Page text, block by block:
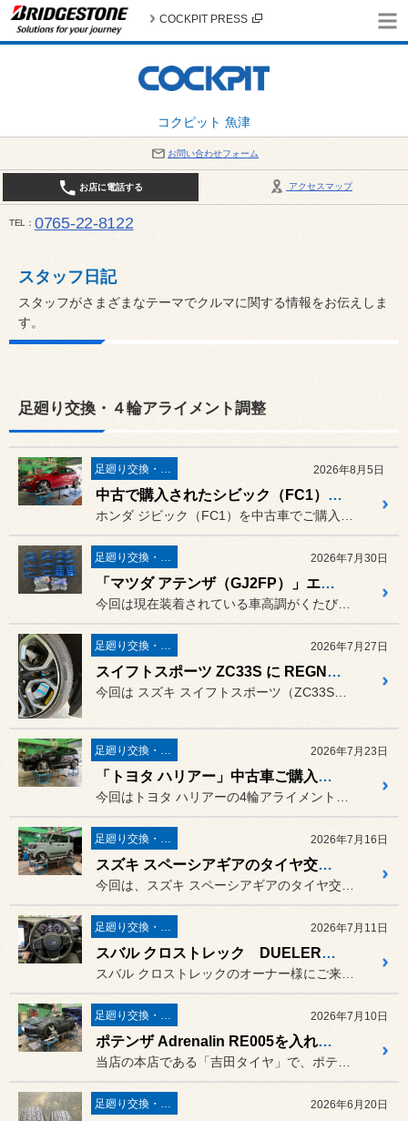
コクピット 魚津
COCKPIT PRESS
お問い合わせフォーム
アクセスマップ
お店に電話する
TEL 0765-22-8122
スタッフ日記
スタッフがさまざまなテーマでクルマに関する情報をお伝えしま
す。
足廻り交換・４輪アライメント調整
足廻り交換・４輪アライメント調整 2026年8月5日
中古で購入されたシビック（FC1）の点検を兼ねて4輪アライメント調整
足廻り交換・４輪アライメント調整 2026年7月30日
「マツダ アテンザ（GJ2FP）」エスペリア スーパーダウンサス取付＆4輪アライメント調整
足廻り交換・４輪アライメント調整 2026年7月27日
スイフトスポーツ ZC33S に REGNO GR-XⅢ 装着＆4輪アライメント調整！
足廻り交換・４輪アライメント調整 2026年7月23日
「トヨタ ハリアー」中古車ご購入後の4輪アライメント調整を実施しました！
今回はトヨタ ハリアーの4輪アライメント調整をご依頼いただきました。
足廻り交換・４輪アライメント調整 2026年7月16日
スズキ スペーシアギアのタイヤ交換と４輪アライメント調整
今回は、スズキ スペーシアギアのタイヤ交換と4輪アライメント調整を...
足廻り交換・４輪アライメント調整 2026年7月11日
スバル クロストレック DUELER（デューラー） H/L850を2本交換＆4輪アライメント調整！
スバル クロストレックのオーナー様にご来店いただきました。
足廻り交換・４輪アライメント調整 2026年7月10日
ポテンザ Adrenalin RE005を入れ替えてからの４輪アライメント調整
当店の本店である「吉田タイヤ」で、ポテンザ Adrenalin R...
足廻り交換・４輪アライメント調整 2026年6月20日